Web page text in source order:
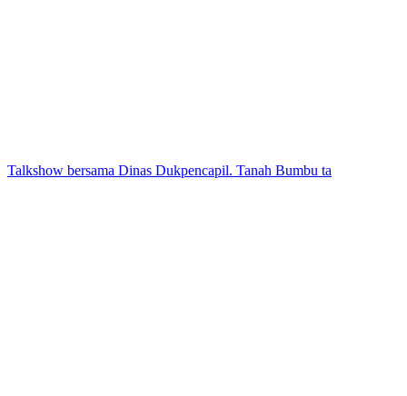
Talkshow bersama Dinas Dukpencapil. Tanah Bumbu ta